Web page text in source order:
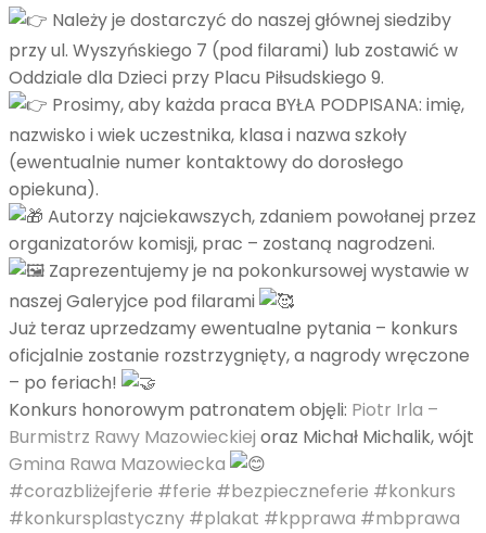
Należy je dostarczyć do naszej głównej siedziby
przy ul. Wyszyńskiego 7 (pod filarami) lub zostawić w
Oddziale dla Dzieci przy Placu Piłsudskiego 9.
Prosimy, aby każda praca BYŁA PODPISANA: imię,
nazwisko i wiek uczestnika, klasa i nazwa szkoły
(ewentualnie numer kontaktowy do dorosłego
opiekuna).
Autorzy najciekawszych, zdaniem powołanej przez
organizatorów komisji, prac – zostaną nagrodzeni.
Zaprezentujemy je na pokonkursowej wystawie w
naszej Galeryjce pod filarami
Już teraz uprzedzamy ewentualne pytania – konkurs
oficjalnie zostanie rozstrzygnięty, a nagrody wręczone
– po feriach!
Konkurs honorowym patronatem objęli: Piotr Irla –
Burmistrz Rawy Mazowieckiej oraz Michał Michalik, wójt
Gmina Rawa Mazowiecka
#corazbliżejferie #ferie #bezpieczneferie #konkurs
#konkursplastyczny #plakat #kpprawa #mbprawa